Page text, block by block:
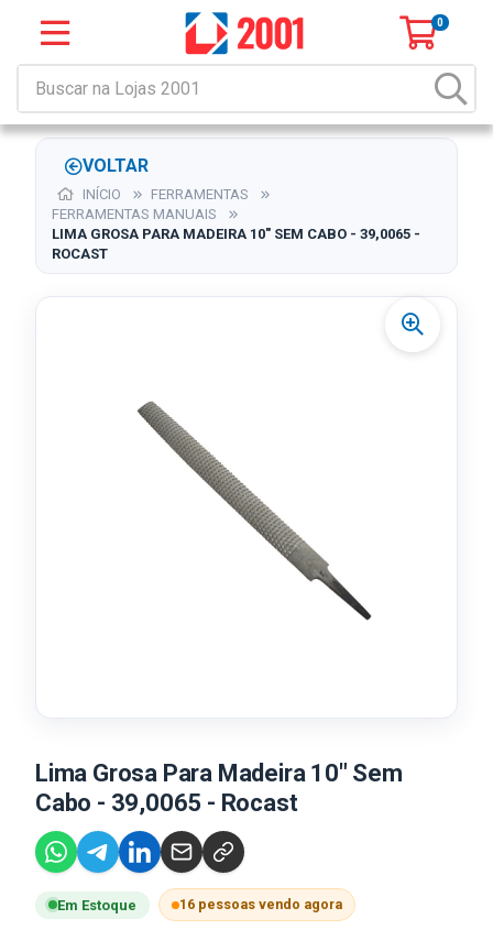
0
VOLTAR
INÍCIO
FERRAMENTAS
FERRAMENTAS MANUAIS
LIMA GROSA PARA MADEIRA 10" SEM CABO - 39,0065 -
ROCAST
Lima Grosa Para Madeira 10" Sem
Cabo - 39,0065 - Rocast
Em Estoque 16 pessoas vendo agora